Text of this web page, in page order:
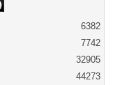
6382
7742
32905
44273